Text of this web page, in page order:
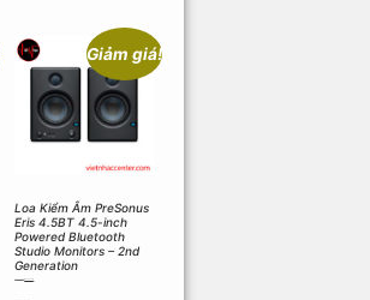
Giảm giá!
Loa Kiểm Âm PreSonus
Eris 4.5BT 4.5-inch
Powered Bluetooth
Studio Monitors – 2nd
Generation